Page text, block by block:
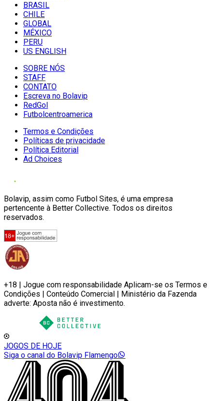
BRASIL
CHILE
GLOBAL
MÉXICO
PERU
US ENGLISH
SOBRE NÓS
STAFF
CONTATO
Escreva no Bolavip
RedGol
Futbolcentroamerica
Termos e Condições
Políticas de privacidade
Política Editorial
Ad Choices
Bolavip, assim como Futbol Sites, é uma empresa
pertencente à Better Collective. Todos os direitos
reservados.
+18 | Jogue com responsabilidade Aplicam-se os Termos e
Condições | Conteúdo Comercial | Ministério da Fazenda
adverte: Aposta não é investimento.
JOGOS DE HOJE
Siga o canal do Bolavip Flamengo